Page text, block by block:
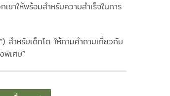
าให้พร้อมสำหรับความสำเร็จในการ
สำหรับเด็กโต ให้ถามคำถามเกี่ยวกับ
พิเศษ”